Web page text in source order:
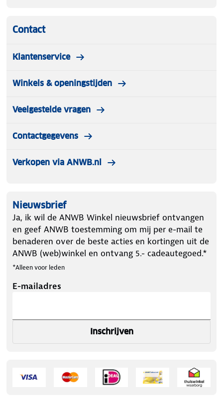
Contact
Klantenservice
Winkels & openingstijden
Veelgestelde vragen
Contactgegevens
Verkopen via ANWB.nl
Nieuwsbrief
Ja, ik wil de ANWB Winkel nieuwsbrief ontvangen
en geef ANWB toestemming om mij per e-mail te
benaderen over de beste acties en kortingen uit de
ANWB (web)winkel en ontvang 5.- cadeautegoed.*
*Alleen voor leden
E-mailadres
Inschrijven